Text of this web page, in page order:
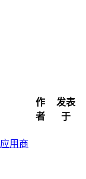
作
者
发表
于
用商